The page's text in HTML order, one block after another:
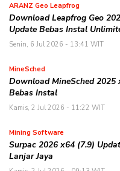
ARANZ Geo Leapfrog
Download Leapfrog Geo
Update Bebas Instal
Senin, 6 Jul 2026 - 13:41 WIT
MineSched
Download MineSched 2025
Bebas Instal
Kamis, 2 Jul 2026 - 11:22 WIT
Mining Software
Surpac 2026 x64 (7.9)
Lanjar Jaya